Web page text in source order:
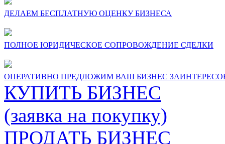
ДЕЛАЕМ БЕСПЛАТНУЮ ОЦЕНКУ БИЗНЕСА
ПОЛНОЕ ЮРИДИЧЕСКОЕ СОПРОВОЖДЕНИЕ СДЕЛКИ
ОПЕРАТИВНО ПРЕДЛОЖИМ ВАШ БИЗНЕС
КУПИТЬ БИЗНЕС
(заявка на покупку)
ПРОДАТЬ БИЗНЕС